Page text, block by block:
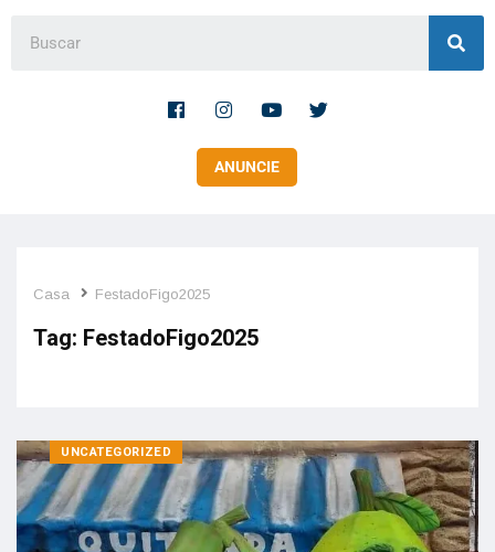
ANUNCIE
Casa FestadoFigo2025
Tag: FestadoFigo2025
UNCATEGORIZED